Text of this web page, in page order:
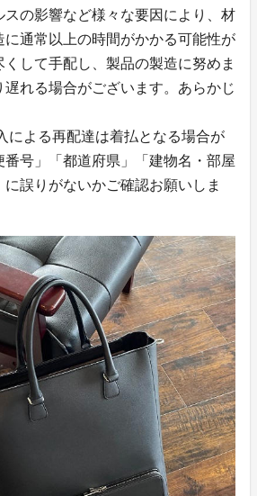
の影響など様々な要因により、材
に通常以上の時間がかかる可能性が
して手配し、製品の製造に努めま
れる場合がございます。あらかじ
による再配達は着払となる場合が
番号」「都道府県」「建物名・部屋
誤りがないかご確認お願いしま